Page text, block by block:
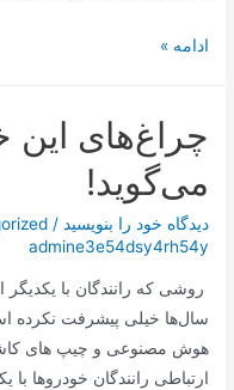
ماشین
پلاس
نفره
مدل
GDW-
N4663
ادامه »
چراغ‌های
می‌گوید!
دیدگاه‌ خود را بنویسید /
admine3e54dsy4rh54y
روشی که رانندگان با یکدیگر
سال‌ها خیلی پیشرفت نکرده
هوش مصنوعی و چیپ های
ارتباطی رانندگان خودروها